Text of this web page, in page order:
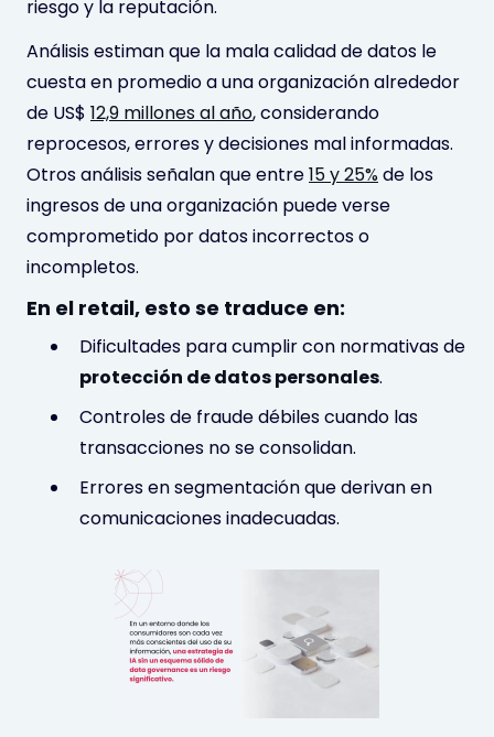
riesgo y la reputación.
Análisis estiman que la mala calidad de datos le
cuesta en promedio a una organización alrededor
de US$ 12,9 millones al año, considerando
reprocesos, errores y decisiones mal informadas.
Otros análisis señalan que entre15 y 25%de los
ingresos de una organización puede verse
comprometido por datos incorrectos o
incompletos.
En el retail, esto se traduce en:
Dificultades para cumplir con normativas de
protección de datos personales.
Controles de fraude débiles cuando las
transacciones no se consolidan.
Errores en segmentación que derivan en
comunicaciones inadecuadas.